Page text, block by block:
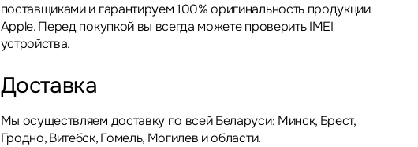
поставщиками и гарантируем 100% оригинальность продукции
Apple. Перед покупкой вы всегда можете проверить IMEI
устройства.
Доставка
Мы осуществляем доставку по всей Беларуси: Минск, Брест,
Гродно, Витебск, Гомель, Могилев и области.